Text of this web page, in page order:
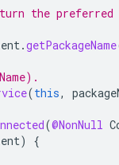
the preferred
.getPackageName
(this,
(@NonNull
)
{